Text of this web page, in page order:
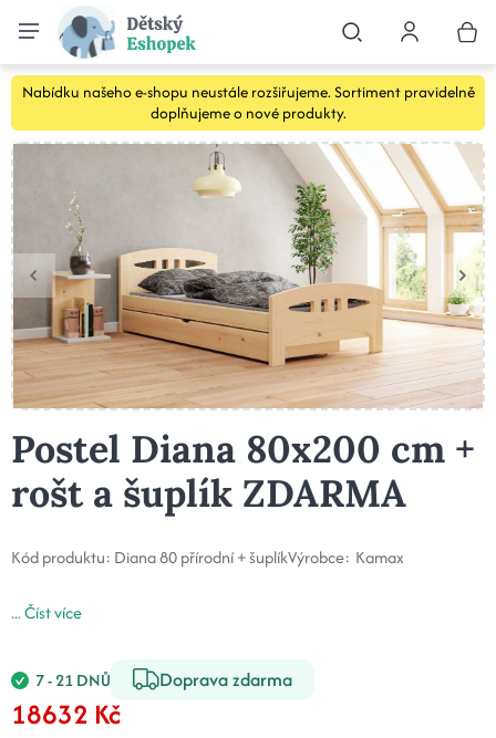
Nabídku našeho e-shopu neustále rozšiřujeme. Sortiment pravidelně
doplňujeme o nové produkty.
Postel Diana 80x200 cm +
rošt a šuplík ZDARMA
Kód produktu: Diana 80 přírodní + šuplíkVýrobce: Kamax
...Číst více
7 - 21 DNŮ Doprava zdarma
18632 Kč